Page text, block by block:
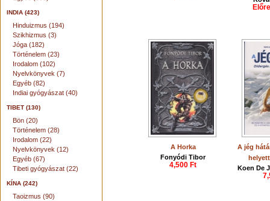
INDIA (423)
Hinduizmus (194)
Szikhizmus (3)
Jóga (182)
Történelem (23)
Irodalom (102)
Nyelvkönyvek (7)
Egyéb (82)
Indiai gyógyászat (40)
TIBET (130)
Bön (20)
Történelem (28)
Irodalom (22)
Nyelvkönyvek (12)
Egyéb (67)
Tibeti gyógyászat (22)
KÍNA (242)
Taoizmus (90)
A Horka
Fonyódi Tibor
4,500 Ft
A jég
Koen De